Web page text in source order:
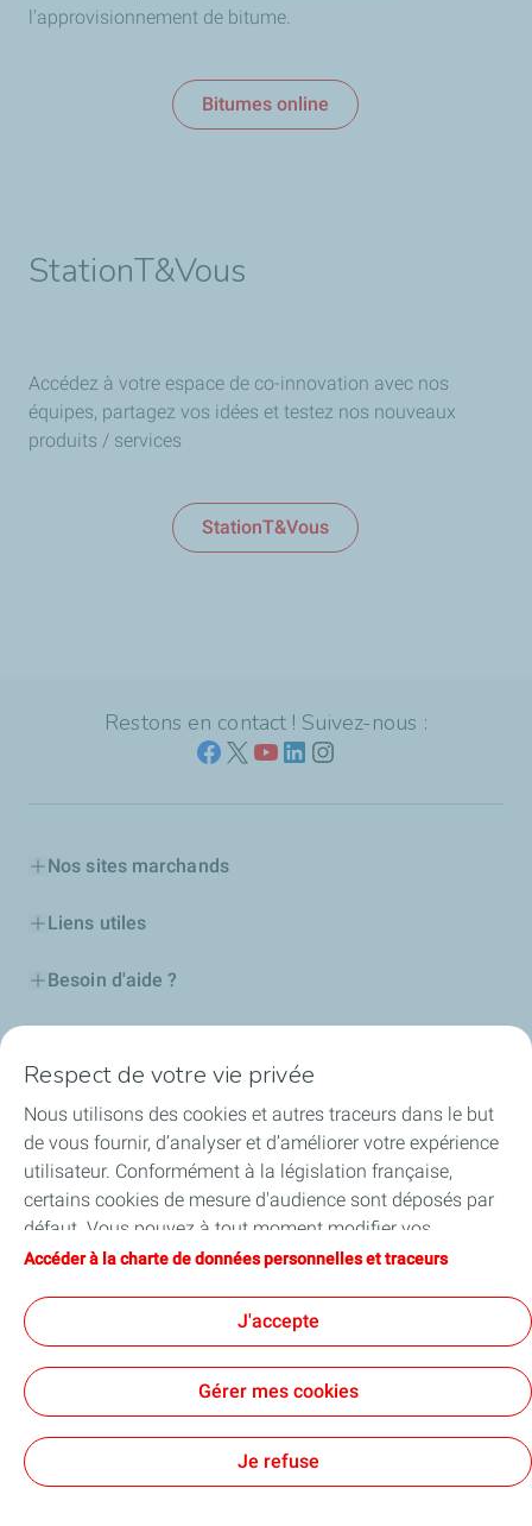
l'approvisionnement de bitume.
Bitumes online
StationT&Vous
Accédez à votre espace de co-innovation avec nos
équipes, partagez vos idées et testez nos nouveaux
produits / services
StationT&Vous
Restons en contact ! Suivez-nous :
Nos sites marchands
Liens utiles
Besoin d'aide ?
Certificats d'économies d'énergie
Nos partenaires
Collaborer avec TotalEnergies
Accessibilité
Conditions Générales d’Utilisation
Accessibilité : Partiellement conforme
Respect de votre vie privée
Nous utilisons des cookies et autres traceurs dans le but
de vous fournir, d’analyser et d’améliorer votre expérience
utilisateur. Conformément à la législation française,
certains cookies de mesure d'audience sont déposés par
défaut. Vous pouvez à tout moment modifier vos
paramètres de cookies en cliquant sur le bouton « Gérer
vous acceptez le dépôt de l’ensemble des cookies. Dans le
cas où vous cliquez sur « Je refuse », seuls les cookies
techniques nécessaires au bon fonctionnement du site
seront utilisés. Pour plus d’informations, vous pouvez
traceurs ».
Accéder à la charte de données personnelles et traceurs
J'accepte
Gérer mes cookies
Je refuse